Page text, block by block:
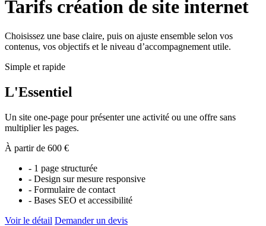
Tarifs création de site internet
Choisissez une base claire, puis on ajuste ensemble selon vos
contenus, vos objectifs et le niveau d’accompagnement utile.
Simple et rapide
L'Essentiel
Un site one-page pour présenter une activité ou une offre sans
multiplier les pages.
À partir de 600 €
- 1 page structurée
- Design sur mesure responsive
- Formulaire de contact
- Bases SEO et accessibilité
Voir le détail Demander un devis